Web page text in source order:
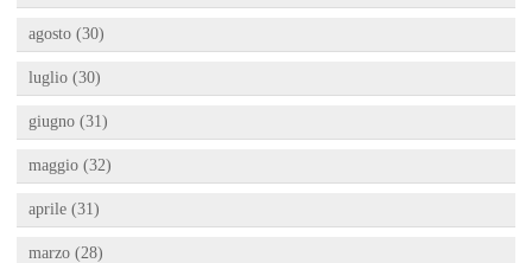
agosto (30)
luglio (30)
giugno (31)
maggio (32)
aprile (31)
marzo (28)